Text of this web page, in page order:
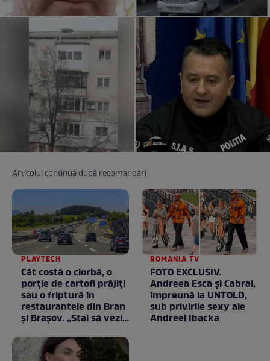
Articolul continuă după recomandări
PLAYTECH
Cât costă o ciorbă, o
porţie de cartofi prăjiţi
sau o friptură în
restaurantele din Bran
şi Braşov. „Stai să vezi
ROMANIA TV
FOTO EXCLUSIV.
Andreea Esca şi Cabral,
împreună la UNTOLD,
sub privirile sexy ale
Andreei Ibacka